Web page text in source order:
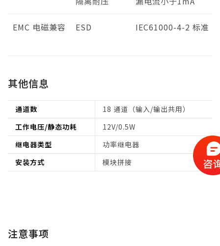
EMC 电磁兼容 ESD IEC61000-4-2 标准
其他信息
通道数
18 通道（输入/输出共用）
工作电压/静态功耗
12V/0.5W
继电器类型
功率继电器
安装方式
模块拼接
注意事项